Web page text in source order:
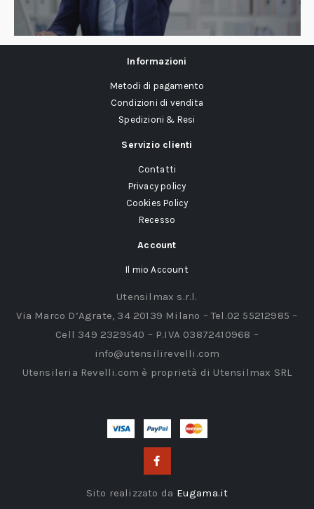
Informazioni
Metodi di pagamento
Condizioni di vendita
Spedizioni & Resi
Servizio clienti
Contatti
Privacy policy
Cookies Policy
Recesso
Account
Il mio Account
Utensilmax s.r.l.
Via Marco D’Agrate, 34 20139 Milano – Tel.02 55212985 –
Cell 349 2329540 – P.IVA 03872410968 –
info@utensilirevelli.com
Utensileria Revelli.com è proprietà di Utensilmax SRL
Sito realizzato da Eugama.it